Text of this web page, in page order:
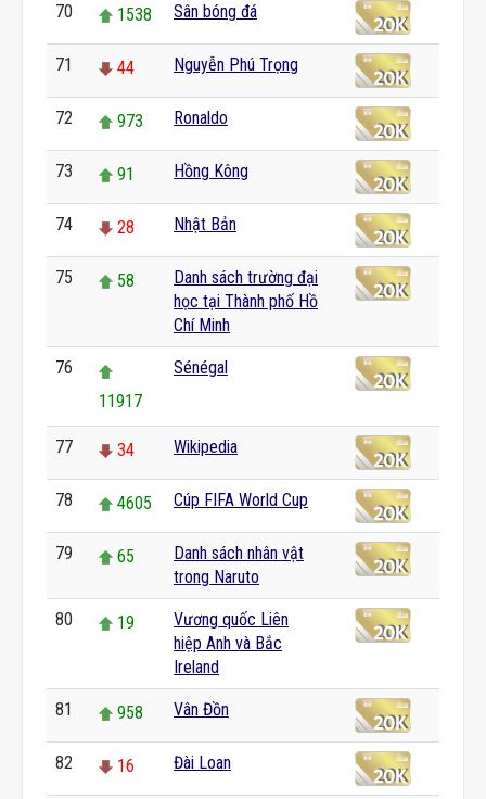
70 1538 Sân bóng đá
71 44 Nguyễn Phú Trọng
72 973 Ronaldo
73 91 Hồng Kông
74 28 Nhật Bản
75 58
Danh sách trường đại
học tại Thành phố Hồ
Chí Minh
76
11917
Sénégal
77 34 Wikipedia
78 4605 Cúp FIFA World Cup
79 65
Danh sách nhân vật
trong Naruto
80 19
Vương quốc Liên
hiệp Anh và Bắc
Ireland
81 958 Vân Đồn
82 16 Đài Loan